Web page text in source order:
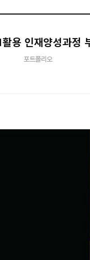
용 인재양성과정
포트폴리오